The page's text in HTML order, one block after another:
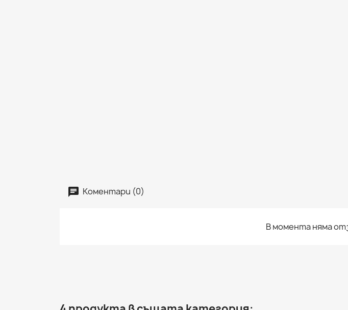
Коментари (0)
В момента няма